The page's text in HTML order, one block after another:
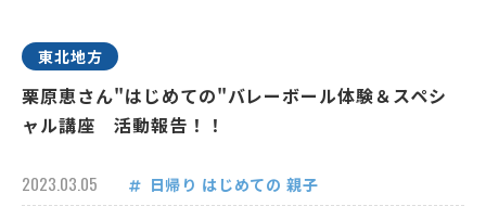
東北地方
栗原恵さん"はじめての"バレーボール体験＆スペシ
ャル講座 活動報告！！
2023.03.05 日帰り はじめての 親子